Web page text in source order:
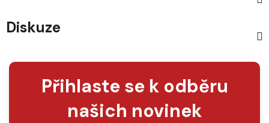
Diskuze
Přihlaste se k odběru
našich novinek